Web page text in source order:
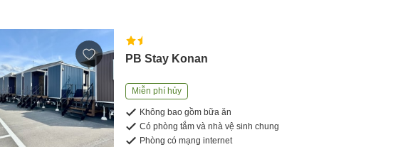
PB Stay Konan
Miễn phí hủy
Không bao gồm bữa ăn
Có phòng tắm và nhà vệ sinh chung
Phòng có mạng internet